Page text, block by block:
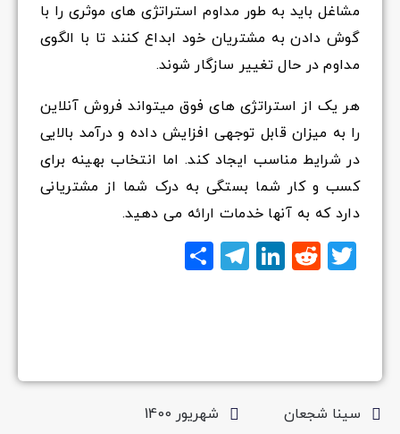
مشاغل باید به طور مداوم استراتژی های موثری را با
گوش دادن به مشتریان خود ابداع کنند تا با الگوی
مداوم در حال تغییر سازگار شوند.
هر یک از استراتژی های فوق میتواند فروش آنلاین
را به میزان قابل توجهی افزایش داده و درآمد بالایی
در شرایط مناسب ایجاد کند. اما انتخاب بهینه برای
کسب و کار شما بستگی به درک شما از مشتریانی
دارد که به آنها خدمات ارائه می دهید.
Twitter
Reddit
LinkedIn
Telegram
اشتراک
گذاری
سینا شجعان شهریور 1400